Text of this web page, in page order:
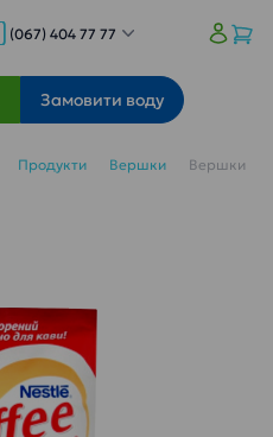
(067) 404 77 77
Замовити воду
Продукти Вершки
Вершки